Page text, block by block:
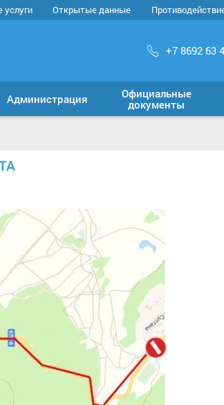
Открытые данные
+7 8692 63
Администрация
Официальные
документы